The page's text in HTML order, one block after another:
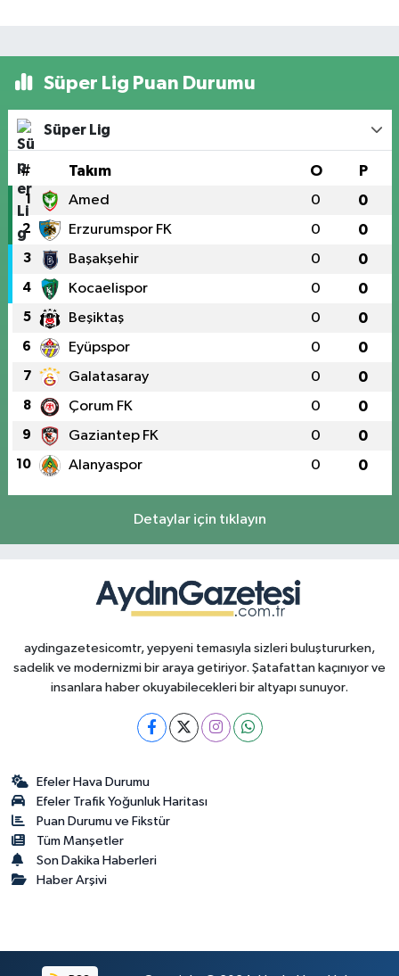
Süper Lig Puan Durumu
Süper Lig
# Takım O P
1 Amed 0 0
2 Erzurumspor FK 0 0
3 Başakşehir 0 0
4 Kocaelispor 0 0
5 Beşiktaş 0 0
6 Eyüpspor 0 0
7 Galatasaray 0 0
8 Çorum FK 0 0
9 Gaziantep FK 0 0
10 Alanyaspor 0 0
Detaylar için tıklayın
aydingazetesicomtr, yepyeni temasıyla sizleri buluştururken,
sadelik ve modernizmi bir araya getiriyor. Şatafattan kaçınıyor ve
insanlara haber okuyabilecekleri bir altyapı sunuyor.
Efeler Hava Durumu
Efeler Trafik Yoğunluk Haritası
Puan Durumu ve Fikstür
Tüm Manşetler
Son Dakika Haberleri
Haber Arşivi